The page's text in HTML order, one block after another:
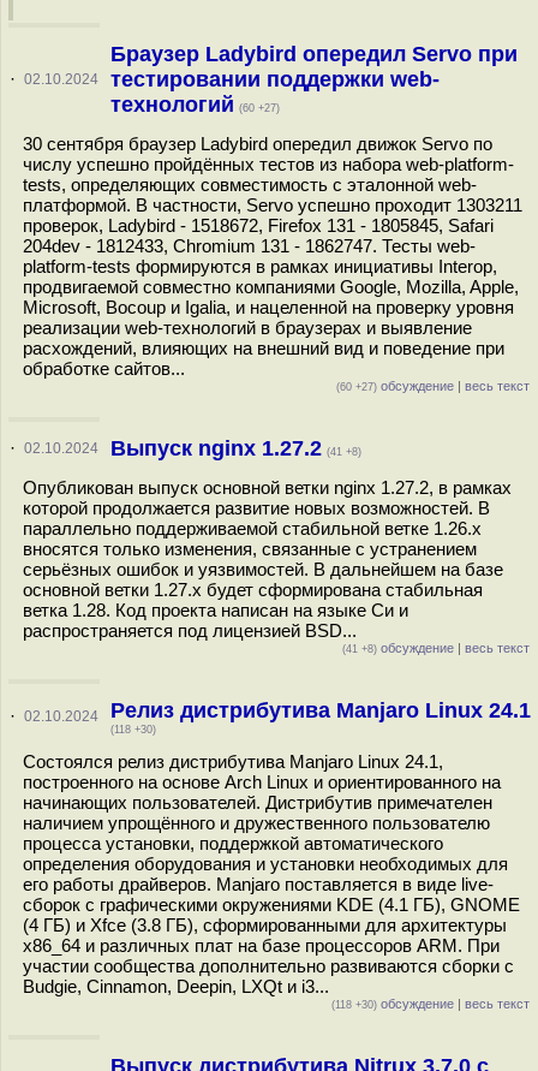
· 02.10.2024
Браузер Ladybird опередил Servo при
тестировании поддержки web-
технологий (60 +27)
30 сентября браузер Ladybird опередил движок Servo по
числу успешно пройдённых тестов из набора web-platform-
tests, определяющих совместимость с эталонной web-
платформой. В частности, Servo успешно проходит 1303211
проверок, Ladybird - 1518672, Firefox 131 - 1805845, Safari
204dev - 1812433, Chromium 131 - 1862747. Тесты web-
platform-tests формируются в рамках инициативы Interop,
продвигаемой совместно компаниями Google, Mozilla, Apple,
Microsoft, Bocoup и Igalia, и нацеленной на проверку уровня
реализации web-технологий в браузерах и выявление
расхождений, влияющих на внешний вид и поведение при
обработке сайтов...
(60 +27) обсуждение | весь текст
· 02.10.2024 Выпуск nginx 1.27.2 (41 +8)
Опубликован выпуск основной ветки nginx 1.27.2, в рамках
которой продолжается развитие новых возможностей. В
параллельно поддерживаемой стабильной ветке 1.26.x
вносятся только изменения, связанные с устранением
серьёзных ошибок и уязвимостей. В дальнейшем на базе
основной ветки 1.27.x будет сформирована стабильная
ветка 1.28. Код проекта написан на языке Си и
распространяется под лицензией BSD...
(41 +8) обсуждение | весь текст
· 02.10.2024 Релиз дистрибутива Manjaro Linux 24.1
(118 +30)
Состоялся релиз дистрибутива Manjaro Linux 24.1,
построенного на основе Arch Linux и ориентированного на
начинающих пользователей. Дистрибутив примечателен
наличием упрощённого и дружественного пользователю
процесса установки, поддержкой автоматического
определения оборудования и установки необходимых для
его работы драйверов. Manjaro поставляется в виде live-
сборок с графическими окружениями KDE (4.1 ГБ), GNOME
(4 ГБ) и Xfce (3.8 ГБ), сформированными для архитектуры
x86_64 и различных плат на базе процессоров ARM. При
участии сообщества дополнительно развиваются сборки с
Budgie, Cinnamon, Deepin, LXQt и i3...
(118 +30) обсуждение | весь текст
Выпуск дистрибутива Nitrux 3.7.0 с